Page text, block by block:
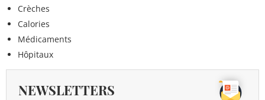
Crèches
Calories
Médicaments
Hôpitaux
NEWSLETTERS